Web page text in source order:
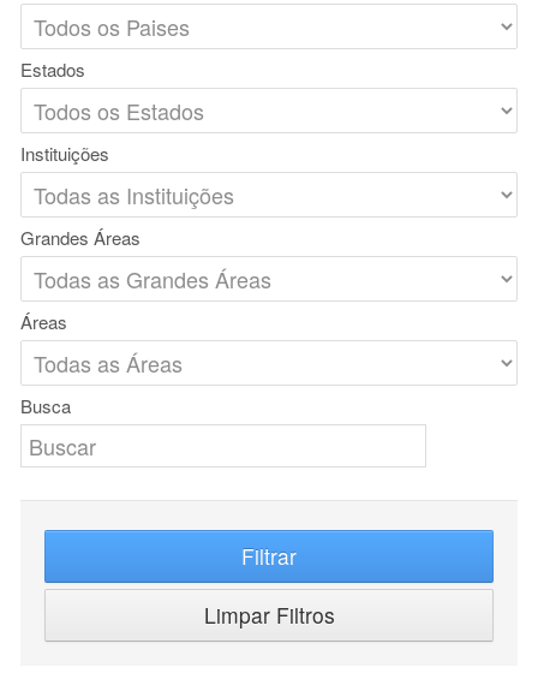
Estados
Instituições
Grandes Áreas
Áreas
Busca
Filtrar
Limpar Filtros